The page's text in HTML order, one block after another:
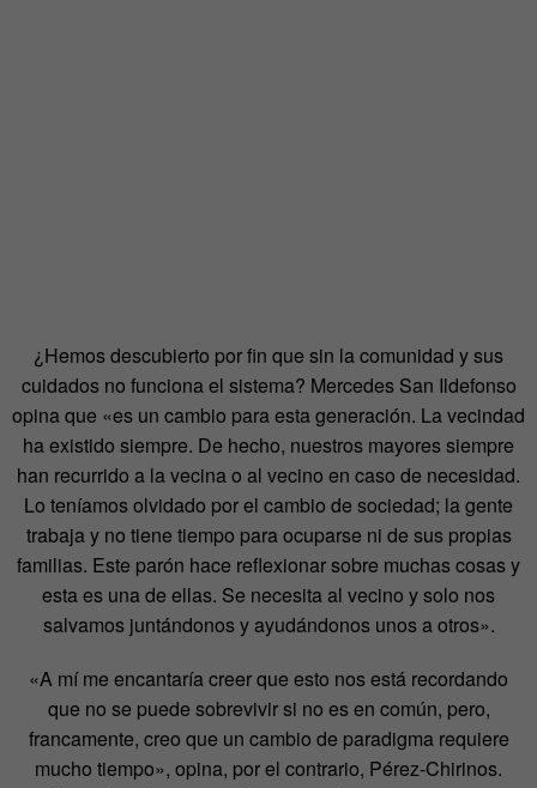
¿Hemos descubierto por fin que sin la comunidad y sus
cuidados no funciona el sistema? Mercedes San Ildefonso
opina que «es un cambio para esta generación. La vecindad
ha existido siempre. De hecho, nuestros mayores siempre
han recurrido a la vecina o al vecino en caso de necesidad.
Lo teníamos olvidado por el cambio de sociedad; la gente
trabaja y no tiene tiempo para ocuparse ni de sus propias
familias. Este parón hace reflexionar sobre muchas cosas y
esta es una de ellas. Se necesita al vecino y solo nos
salvamos juntándonos y ayudándonos unos a otros».
«A mí me encantaría creer que esto nos está recordando
que no se puede sobrevivir si no es en común, pero,
francamente, creo que un cambio de paradigma requiere
mucho tiempo», opina, por el contrario, Pérez-Chirinos.